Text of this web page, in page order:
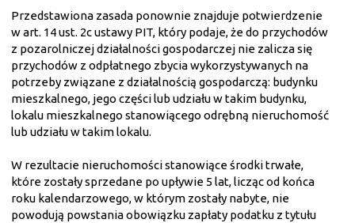
Przedstawiona zasada ponownie znajduje potwierdzenie
w art. 14 ust. 2c ustawy PIT, który podaje, że do przychodów
z pozarolniczej działalności gospodarczej nie zalicza się
przychodów z odpłatnego zbycia wykorzystywanych na
potrzeby związane z działalnością gospodarczą: budynku
mieszkalnego, jego części lub udziału w takim budynku,
lokalu mieszkalnego stanowiącego odrębną nieruchomość
lub udziału w takim lokalu.
W rezultacie nieruchomości stanowiące środki trwałe,
które zostały sprzedane po upływie 5 lat, licząc od końca
roku kalendarzowego, w którym zostały nabyte, nie
powodują powstania obowiązku zapłaty podatku z tytułu